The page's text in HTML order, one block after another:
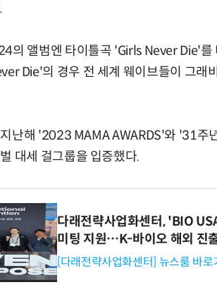
의 앨범엔 타이틀곡 'Girls Never Die'
Die'의 경우 전 세계 웨이브들이 그래
난해 '2023 MAMA AWARDS'와 '31주
대세 걸그룹을 입증했다.
다래전략사업화센터, 'BIO
미팅 지원…K-바이오 해외 진
[다래전략사업화센터] 뉴스룸 바로